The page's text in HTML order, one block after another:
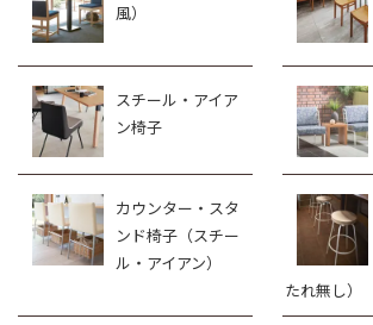
風）
スチール・アイア
ン椅子
カウンター・スタ
ンド椅子（スチー
ル・アイアン）
たれ無し）